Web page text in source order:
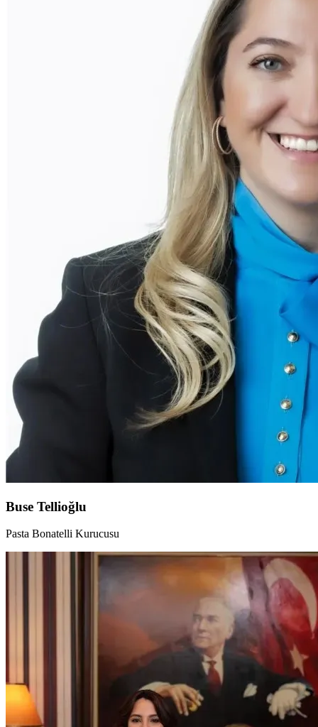
Buse Tellioğlu
Pasta Bonatelli Kurucusu